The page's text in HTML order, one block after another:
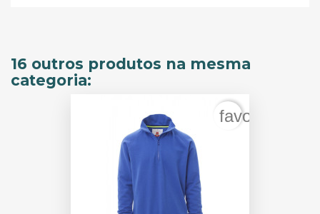
16 outros produtos na mesma
categoria: